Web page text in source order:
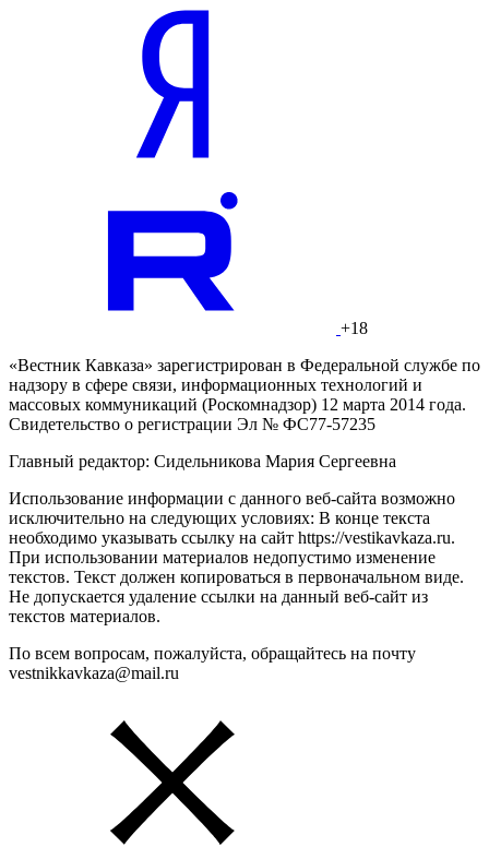
+18
«Вестник Кавказа» зарегистрирован в Федеральной службе по
надзору в сфере связи, информационных технологий и
массовых коммуникаций (Роскомнадзор) 12 марта 2014 года.
Свидетельство о регистрации Эл № ФС77-57235
Главный редактор: Сидельникова Мария Сергеевна
Использование информации с данного веб-сайта возможно
исключительно на следующих условиях: В конце текста
необходимо указывать ссылку на сайт https://vestikavkaza.ru.
При использовании материалов недопустимо изменение
текстов. Текст должен копироваться в первоначальном виде.
Не допускается удаление ссылки на данный веб-сайт из
текстов материалов.
По всем вопросам, пожалуйста, обращайтесь на почту
vestnikkavkaza@mail.ru